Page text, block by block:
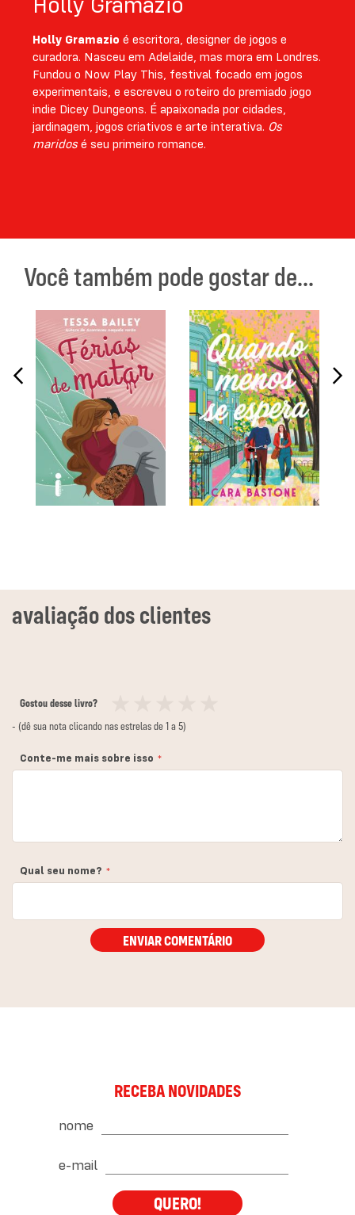
Holly Gramazio é escritora, designer de jogos e
curadora. Nasceu em Adelaide, mas mora em Londres.
Fundou o Now Play This, festival focado em jogos
experimentais, e escreveu o roteiro do premiado jogo
indie Dicey Dungeons. É apaixonada por cidades,
jardinagem, jogos criativos e arte interativa. Os
maridosé seu primeiro romance.
Você também pode gostar de...
Gostou desse livro?
12
3
4
5
- (dê sua nota clicando nas estrelas de 1 a 5)
Conte-me mais sobre isso
Qual seu nome?
ENVIAR COMENTÁRIO
RECEBA NOVIDADES
nome
e-mail
QUERO!